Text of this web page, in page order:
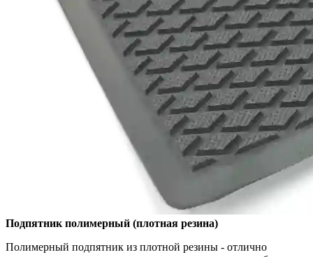
Подпятник полимерный (плотная резина)
Полимерный подпятник из плотной резины - отлично